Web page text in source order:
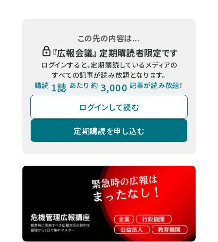
この先の内容は...
『広報会議』 定期購読者限定です
ログインすると、定期購読しているメディアの
すべての記事が読み放題となります。
購読 1誌 あたり 約 3,000 記事が読み放題！
ログインして読む
定期購読を申し込む